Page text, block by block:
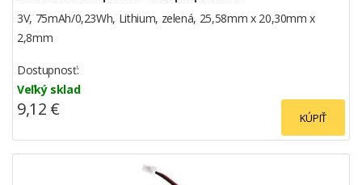
3V, 75mAh/0,23Wh, Lithium, zelená, 25,58mm x 20,30mm x
2,8mm
Dostupnosť:
Veľký sklad
KÚPIŤ
9,12 €